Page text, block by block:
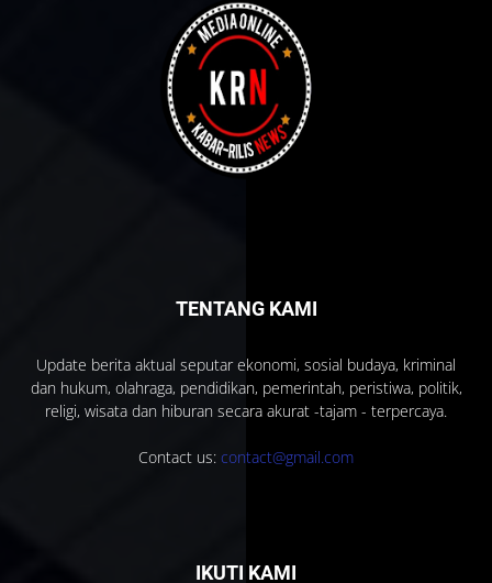
TENTANG KAMI
Update berita aktual seputar ekonomi, sosial budaya, kriminal
dan hukum, olahraga, pendidikan, pemerintah, peristiwa, politik,
religi, wisata dan hiburan secara akurat -tajam - terpercaya.
Contact us: contact@gmail.com
IKUTI KAMI